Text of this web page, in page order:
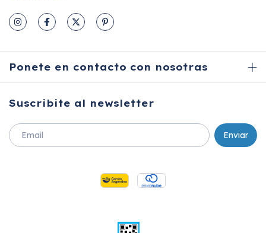
Ponete en contacto con nosotras
Suscribite al newsletter